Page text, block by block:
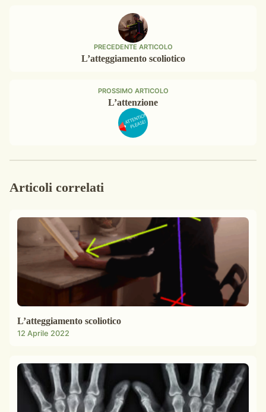
PRECEDENTE ARTICOLO
L’atteggiamento scoliotico
PROSSIMO ARTICOLO
L’attenzione
Articoli correlati
L’atteggiamento scoliotico
12 Aprile 2022